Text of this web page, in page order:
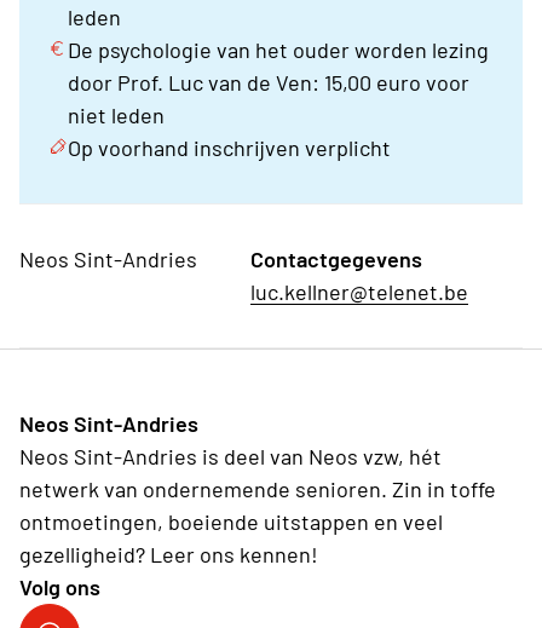
leden
De psychologie van het ouder worden lezing
door Prof. Luc van de Ven: 15,00 euro voor
niet leden
Op voorhand inschrijven verplicht
Neos Sint-Andries
Contactgegevens
luc.kellner@telenet.be
Neos Sint-Andries
Neos Sint-Andries is deel van Neos vzw, hét
netwerk van ondernemende senioren. Zin in toffe
ontmoetingen, boeiende uitstappen en veel
gezelligheid? Leer ons kennen!
Volg ons